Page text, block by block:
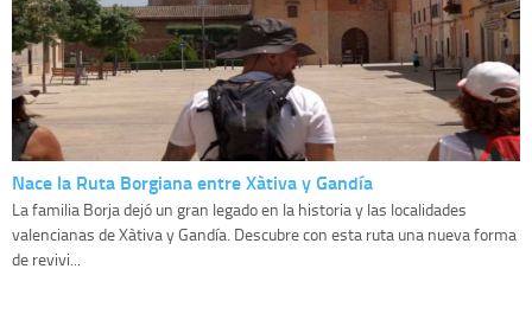
Nace la Ruta Borgiana entre Xàtiva y Gandía
La familia Borja dejó un gran legado en la historia y las localidades
valencianas de Xàtiva y Gandía. Descubre con esta ruta una nueva forma
de revivi...